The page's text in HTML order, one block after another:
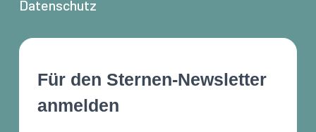
Datenschutz
Für den Sternen-Newsletter
anmelden